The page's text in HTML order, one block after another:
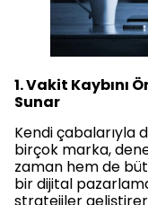
1. Vakit Kaybını
Sunar
Kendi çabalarıyla
birçok marka,
zaman hem de
bir dijital